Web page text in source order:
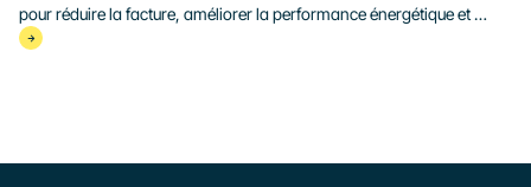
pour réduire la facture, améliorer la performance énergétique et
soutenir la valeur immobilière, dans un marché où le DPE pèse de